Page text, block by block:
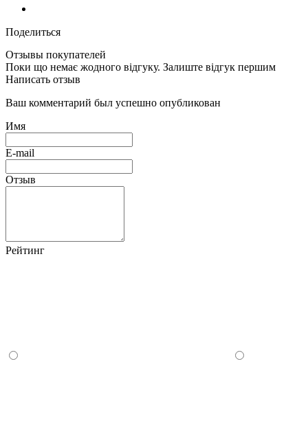
Поделиться
Отзывы покупателей
Поки що немає жодного відгуку. Залиште відгук першим
Написать отзыв
Ваш комментарий был успешно опубликован
Имя
E-mail
Отзыв
Рейтинг